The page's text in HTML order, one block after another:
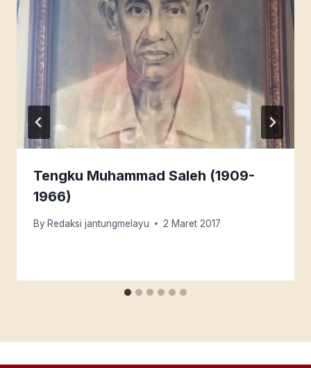
Tengku Muhammad Saleh (1909-
1966)
By Redaksi jantungmelayu 2 Maret 2017